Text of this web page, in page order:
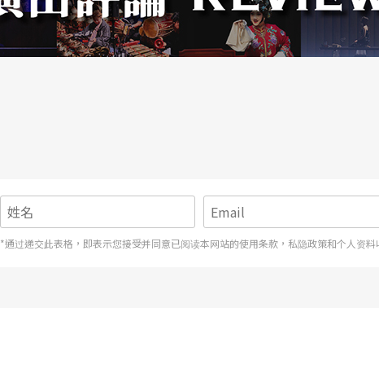
*通过递交此表格，即表示您接受并同意已阅读本网站的使用条款，私隐政策和个人资料